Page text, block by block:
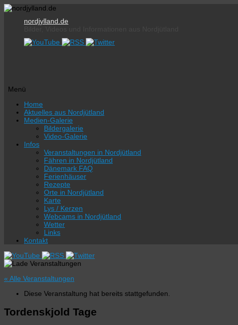
nordjylland.de
Menü
Zum
Inhalt
springen
Home
Aktuelles aus Nordjütland
Medien-Galerie
Bildergalerie
Video-Galerie
Infos
Veranstaltungen in Nordjütland
Fähren in Nordjütland
Dänemark FAQ
Ferienhäuser
Rezepte
Orte in Nordjütland
Karte
Lys / Kerzen
Webcams in Nordjütland
Wetter
Links
Kontakt
« Alle Veranstaltungen
Diese Veranstaltung hat bereits stattgefunden.
Tordenskjold Tage